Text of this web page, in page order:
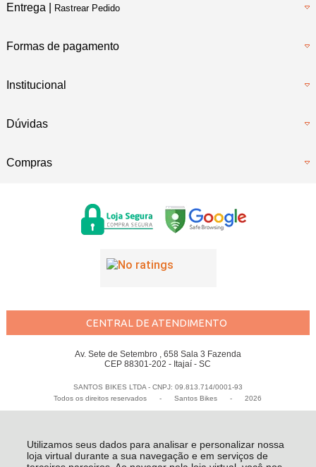
Utilizamos seus dados para analisar e personalizar nossa
loja virtual durante a sua navegação e em serviços de
Entrega | Rastrear Pedido
Formas de pagamento
Institucional
Dúvidas
Compras
CENTRAL DE ATENDIMENTO
Av. Sete de Setembro , 658 Sala 3 Fazenda
CEP 88301-202 - Itajaí - SC
SANTOS BIKES LTDA - CNPJ: 09.813.714/0001-93
Todos os direitos reservados
- Santos Bikes - 2026